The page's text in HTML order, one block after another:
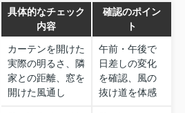
具体的なチェック
内容
確認のポイン
ト
カーテンを開けた
実際の明るさ、隣
家との距離、窓を
開けた風通し
午前・午後で
日差しの変化
を確認、風の
抜け道を体感